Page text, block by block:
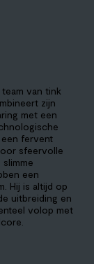
van tink
zijn
met een
fervent
sfeervolle
een
Hij is altijd op
uitbreiding en
volop met